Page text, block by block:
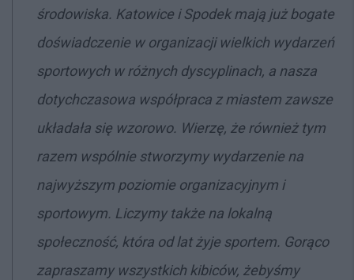
środowiska. Katowice i Spodek mają już bogate
doświadczenie w organizacji wielkich wydarzeń
sportowych w różnych dyscyplinach, a nasza
dotychczasowa współpraca z miastem zawsze
układała się wzorowo. Wierzę, że również tym
razem wspólnie stworzymy wydarzenie na
najwyższym poziomie organizacyjnym i
sportowym. Liczymy także na lokalną
społeczność, która od lat żyje sportem. Gorąco
zapraszamy wszystkich kibiców, żebyśmy